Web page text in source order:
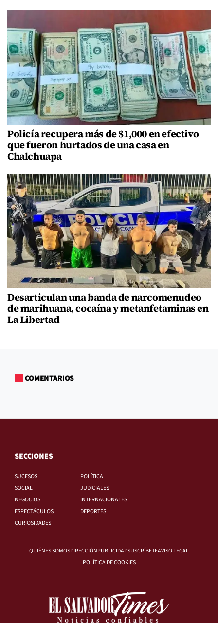
Policía recupera más de $1,000 en efectivo
que fueron hurtados de una casa en
Chalchuapa
Desarticulan una banda de narcomenudeo
de marihuana, cocaína y metanfetaminas en
La Libertad
COMENTARIOS
SECCIONES
SUCESOS
POLÍTICA
SOCIAL
JUDICIALES
NEGOCIOS
INTERNACIONALES
ESPECTÁCULOS
DEPORTES
CURIOSIDADES
QUIÉNES SOMOSDIRECCIÓNPUBLICIDADSUSCRÍBETEAVISO LEGAL
POLÍTICA DE COOKIES